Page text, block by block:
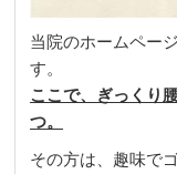
当院のホームペー
す。
ここで、ぎっくり
つ。
その方は、趣味で